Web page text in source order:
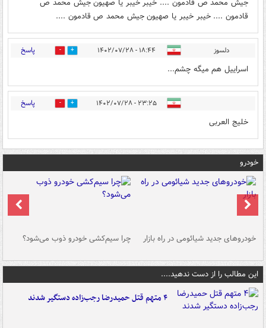
جیش محمد ص قادمون .... خیبر خیبر یا صهیون جیش محمد ص
قادمون .... خیبر خیبر یا صهیون جیش محمد ص قادمون ....
دلسوز ۱۸:۴۴ - ۱۴۰۲/۰۷/۲۸ 1 پاسخ
اسراییل هم میگه چشم...
۲۳:۲۵ - ۱۴۰۲/۰۷/۲۸ 0 پاسخ
خلیج العربی
خودرو
خودروهای جدید شیائومی در راه بازار چرا سیم‌کشی خودرو ذوب می‌شود؟
این مطالب را از دست ندهید....
۴ متهم قتل حمیدرضا رجب‌زاده دستگیر شدند